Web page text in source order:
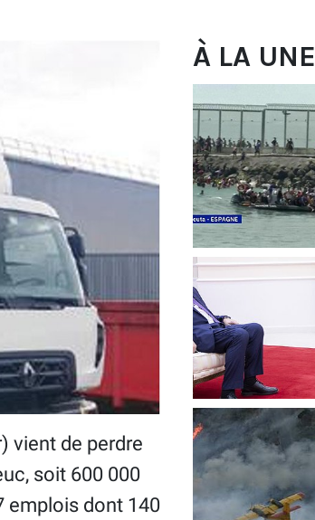
vient de perdre
soit 600 000
emplois dont 140
À LA UNE